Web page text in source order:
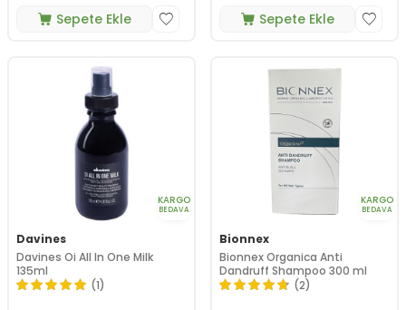
Sepete Ekle Sepete Ekle
KARGO
BEDAVA
Davines
Davines Oi All In One Milk
135ml
(1)
KARGO
BEDAVA
Bionnex
Bionnex Organica Anti
Dandruff Shampoo 300 ml
(2)